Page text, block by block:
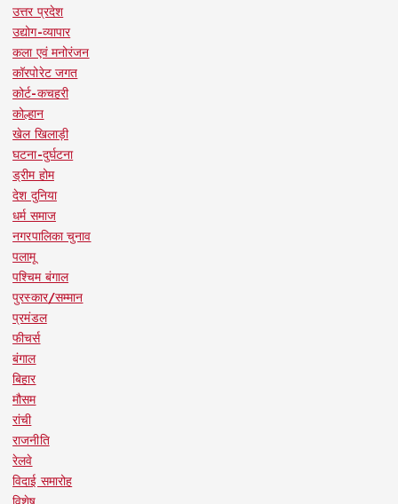
उत्तर प्रदेश
उद्योग-व्यापार
कला एवं मनोरंजन
कॉरपोरेट जगत
कोर्ट-कचहरी
कोल्हान
खेल खिलाड़ी
घटना-दुर्घटना
ड्रीम होम
देश दुनिया
धर्म समाज
नगरपालिका चुनाव
पलामू
पश्चिम बंगाल
पुरस्कार/सम्मान
प्रमंडल
फीचर्स
बंगाल
बिहार
मौसम
रांची
राजनीति
रेलवे
विदाई समारोह